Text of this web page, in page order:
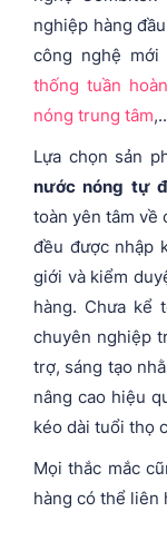
nghiệp hàng
công nghệ
thống tuần
nóng trung tâm
Lựa chọn sản
nước nóng tự
toàn yên tâm về
đều được nhập
giới và kiểm
hàng. Chưa kể
chuyên nghiệp
trợ, sáng tạo
nâng cao hiệu
kéo dài tuổi thọ
Mọi thắc mắc
hàng có thể liên